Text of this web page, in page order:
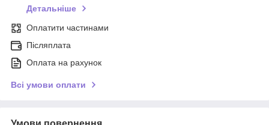
Детальніше
Оплатити частинами
Післяплата
Оплата на рахунок
Всі умови оплати